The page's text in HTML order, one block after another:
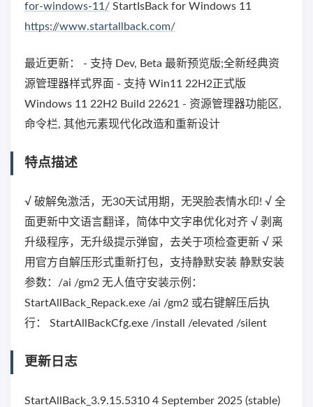
for-windows-11/ StartIsBack for Windows 11
https://www.startallback.com/
最近更新： - 支持 Dev, Beta 最新预览版;全新经典资
源管理器样式界面 - 支持 Win11 22H2正式版
Windows 11 22H2 Build 22621 - 资源管理器功能区,
命令栏, 其他元素现代化改造和重新设计
特点描述
√ 破解免激活，无30天试用期，无哭脸表情水印! √ 全
面更新中文语言翻译，简体中文字串优化对齐 √ 剥离
升级程序，无升级提示弹窗，去关于项检查更新 √ 采
用官方自解压形式重新打包，支持静默安装 静默安装
参数：/ai /gm2 无人值守安装示例：
StartAllBack_Repack.exe /ai /gm2 或右键解压后执
行： StartAllBackCfg.exe /install /elevated /silent
更新日志
StartAllBack_3.9.15.5310 4 September 2025 (stable)